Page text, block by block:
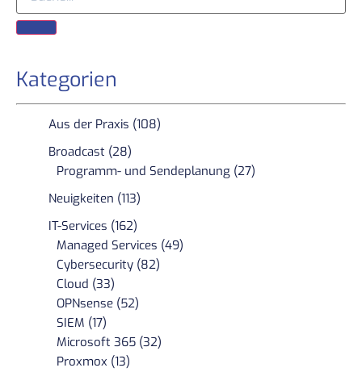
Kategorien
Aus der Praxis (108)
Broadcast (28)
Programm- und Sendeplanung (27)
Neuigkeiten (113)
IT-Services (162)
Managed Services (49)
Cybersecurity (82)
Cloud (33)
OPNsense (52)
SIEM (17)
Microsoft 365 (32)
Proxmox (13)